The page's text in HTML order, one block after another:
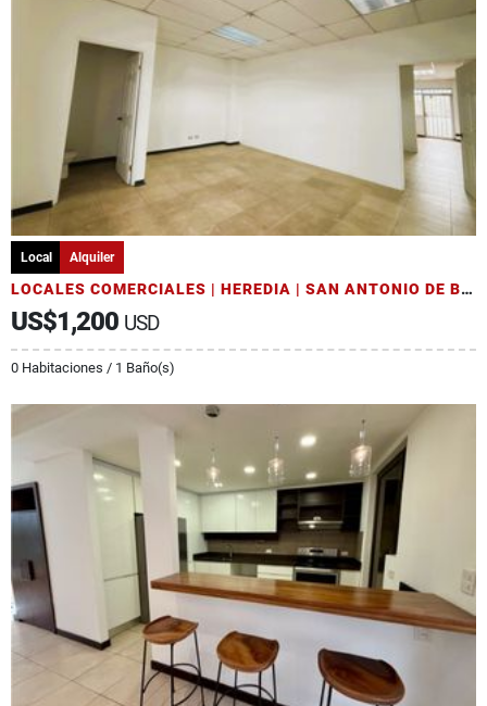
Local Alquiler
LOCALES COMERCIALES | HEREDIA | SAN ANTONIO DE BELÉN
US$1,200 USD
0 Habitaciones / 1 Baño(s)